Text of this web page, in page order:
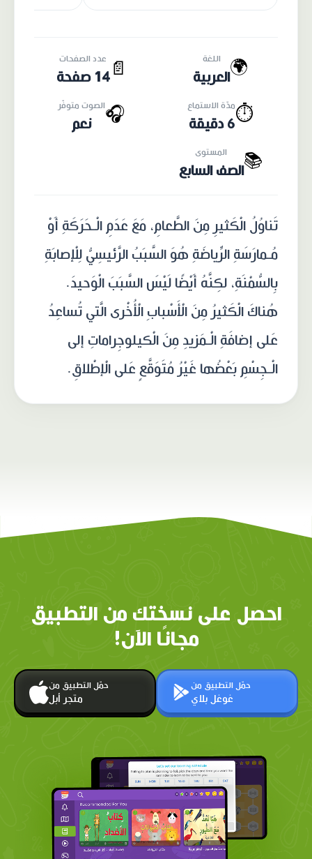
🌍 اللغة
العربية 📄
عدد الصفحات
14 صفحة
⏱️مدّة الاستماع
6 دقيقة
🎧الصوت متوفّر
نعم
📚 المستوى
الصف السابع
تَناوُلُ الْكَثيرِ مِنَ الطَّعامِ، مَعَ عَدَمِ الْـحَرَكَةِ أَوْ
مُـمارَسَةِ الرِّياضَةِ هُوَ السَّبَبُ الرَّئيسِيُّ لِلْإصابَةِ
بِالسُّمْنَةِ، لكِنَّهُ أَيْضًا لَيْسَ السَّبَبَ الْوَحيدَ.
هُناكَ الْكَثيرُ مِنَ الْأَسْبابِ الْأُخْرى الَّتي تُساعِدُ
عَلى إضافَةِ الْـمَزيدِ مِنَ الْكيلوجِراماتِ إلى
الْـجِسْمِ بَعْضُها غَيْرُ مُتَوَقَّعٍ عَلى الْإطْلاقِ.
احصل على نسختك من التطبيق
مجانًا الآن!
حمّل التطبيق من
متجر أبل
حمّل التطبيق من
غوغل بلاي